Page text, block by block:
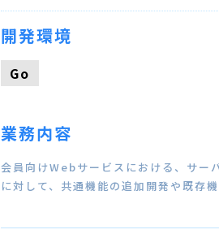
開発環境
Go
業務内容
会員向けWebサービスにおける、サー
に対して、共通機能の追加開発や既存